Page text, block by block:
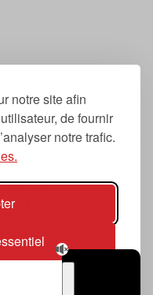
notre site afin
de fournir
notre trafic.
sur la
dont la
», « suivant
du
tendances
la musique
hop, et des
liés à la